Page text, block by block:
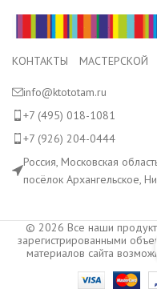
КОНТАКТЫ МАСТЕРСКОЙ
info@ktototam.ru
+7 (495) 018-1081
+7 (926) 204-0444
Россия, Московская
посёлок Архангельское,
© 2026 Все наши
зарегистрированными
материалов сайта